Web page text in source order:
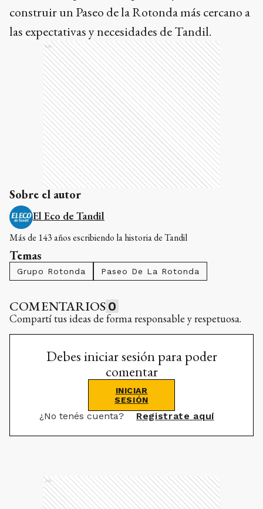
construir un Paseo de la Rotonda más cercano a
las expectativas y necesidades de Tandil.
Ads
Sobre el autor
El Eco de Tandil
Más de 143 años escribiendo la historia de Tandil
Temas
Grupo Rotonda Paseo De La Rotonda
COMENTARIOS 0
Compartí tus ideas de forma responsable y respetuosa.
Debes iniciar sesión para poder
comentar
INICIAR
SESIÓN
¿No tenés cuenta? Registrate aquí
Ads